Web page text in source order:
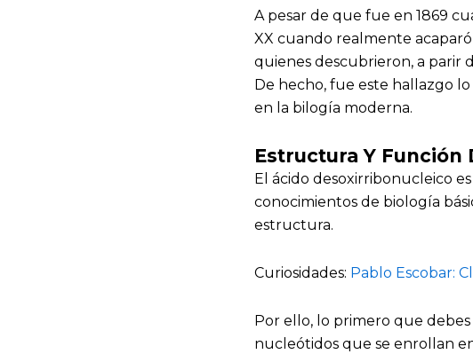
A pesar de que fue en 1869
XX cuando realmente
quienes descubrieron, a parir
De hecho, fue este hallazgo
en la bilogía moderna.
Estructura Y
El ácido desoxirribonucleico
conocimientos de biología
estructura.
Curiosidades: Pablo Escobar:
Por ello, lo primero que debes
nucleótidos que se enrollan